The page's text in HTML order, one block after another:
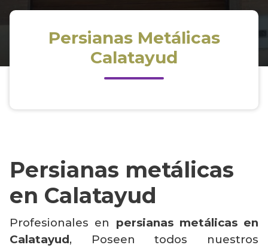
Persianas Metálicas
Calatayud
Persianas metálicas
en Calatayud
Profesionales en persianas metálicas en
Calatayud, Poseen todos nuestros